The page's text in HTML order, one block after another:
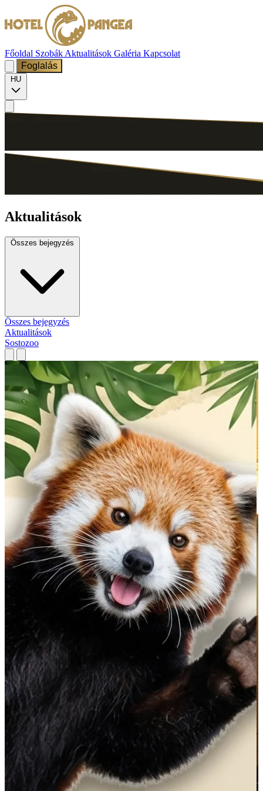
Főoldal Szobák Aktualitások Galéria Kapcsolat
Foglalás
HU
Aktualitások
Összes bejegyzés
Összes bejegyzés
Aktualitások
Sostozoo